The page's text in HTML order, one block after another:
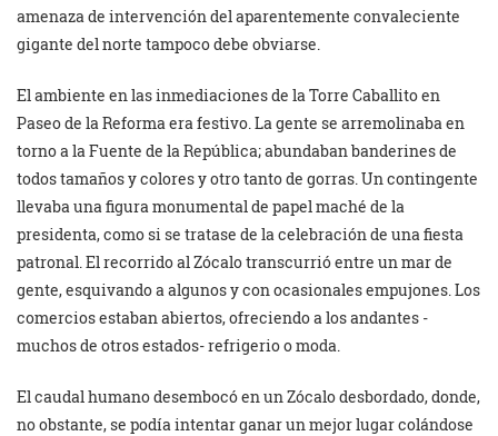
amenaza de intervención del aparentemente convaleciente
gigante del norte tampoco debe obviarse.
El ambiente en las inmediaciones de la Torre Caballito en
Paseo de la Reforma era festivo. La gente se arremolinaba en
torno a la Fuente de la República; abundaban banderines de
todos tamaños y colores y otro tanto de gorras. Un contingente
llevaba una figura monumental de papel maché de la
presidenta, como si se tratase de la celebración de una fiesta
patronal. El recorrido al Zócalo transcurrió entre un mar de
gente, esquivando a algunos y con ocasionales empujones. Los
comercios estaban abiertos, ofreciendo a los andantes -
muchos de otros estados- refrigerio o moda.
El caudal humano desembocó en un Zócalo desbordado, donde,
no obstante, se podía intentar ganar un mejor lugar colándose